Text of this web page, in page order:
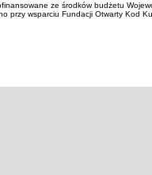
ze środków budżetu
przy wsparciu Fundacji Otwarty Kod